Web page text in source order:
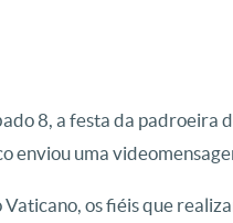
8, a festa da padroeira
enviou uma
os fiéis que